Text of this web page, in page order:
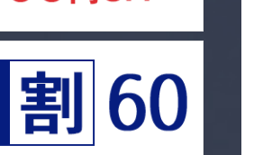
た輸送会社（以下「輸送会社」という）が当該
車両の金銭、有価証券、宝石、絵画、カセッ
及び固定されていない機器（取り外し可能なカ
）等経済的価値を持つものを撤去するものと
撤去しなかった場合には、当社及び輸送会社
暴風雨、地すべり、山崩れ、竜巻、台風、噴
権力の発 動により生じた損害
または代理の引取時・納車時立会人の故意また
、爆発、むれ、かび、腐敗、変色、さびその他
ステムは、当社を取り巻く環境の変化を踏ま
付して周知させるとともに、当社のホームペー
ークIDと、個人を特定できない情報の取得につ